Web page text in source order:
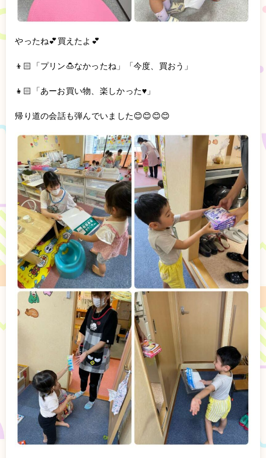
やったね💕︎買えたよ💕︎
👦🏻「プリン🍮なかったね」「今度、買おう」
👧🏻「あーお買い物、楽しかった♥️」
帰り道の会話も弾んでいました😊😊😊😊